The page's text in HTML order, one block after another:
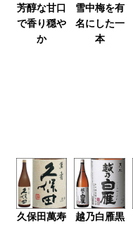
芳醇な甘口
で香り穏や
か
雪中梅を有
名にした一
本
久保田萬寿
越乃白雁黒